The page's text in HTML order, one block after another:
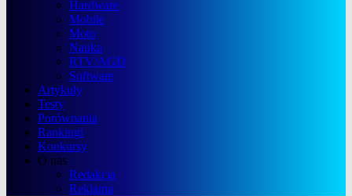
Hardware
Mobile
Moto
Nauka
RTV/AGD
Software
Artykuły
Testy
Porównania
Rankingi
Konkursy
O nas
Redakcja
Reklama